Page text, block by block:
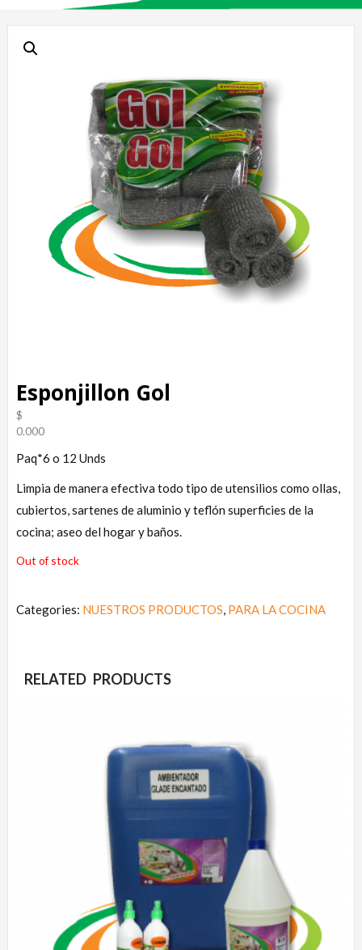
Esponjillon Gol
$
0.000
Paq*6 o 12 Unds
Limpia de manera efectiva todo tipo de utensilios como ollas,
cubiertos, sartenes de aluminio y teflón superficies de la
cocina; aseo del hogar y baños.
Out of stock
Categories: NUESTROS PRODUCTOS, PARA LA COCINA
RELATED PRODUCTS